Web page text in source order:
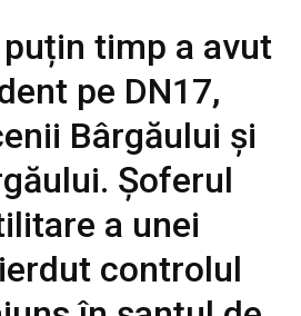
timp a avut
pe DN17,
Bârgăului și
Șoferul
a unei
controlul